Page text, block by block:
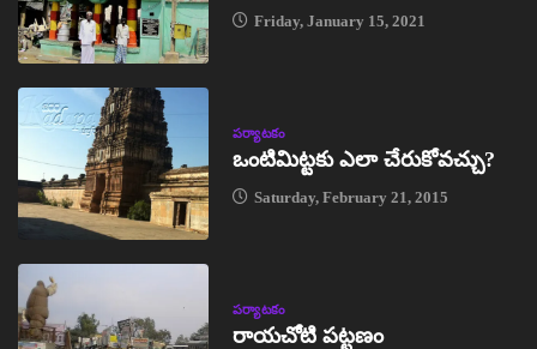
Friday, January 15, 2021
పర్యాటకం
ఒంటిమిట్టకు ఎలా చేరుకోవచ్చు?
Saturday, February 21, 2015
పర్యాటకం
రాయచోటి పట్టణం